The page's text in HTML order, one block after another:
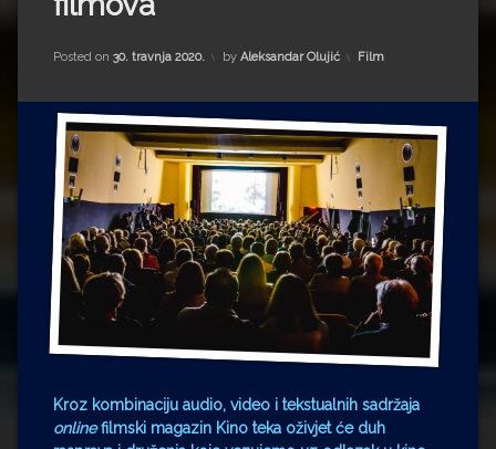
Impressum
Milenko Strižak
Drugi autori
Drugi autori
Matea Andrić
Ljiljana Lekanić-Kljaić
Željko Krznarić
Mario Lovreković
Miroslav Šantek
Posted on 30. travnja 2020. by Aleksandar Olujić Kategorije:
Film
Kroz kombinaciju audio, video i tekstualnih sadržaja
onlinefilmski magazin Kino teka oživjet će duh